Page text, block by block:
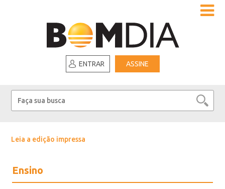
ENTRAR ASSINE
Leia a edição impressa
Ensino